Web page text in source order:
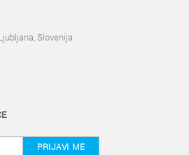
Slovenija
PRIJAVI ME